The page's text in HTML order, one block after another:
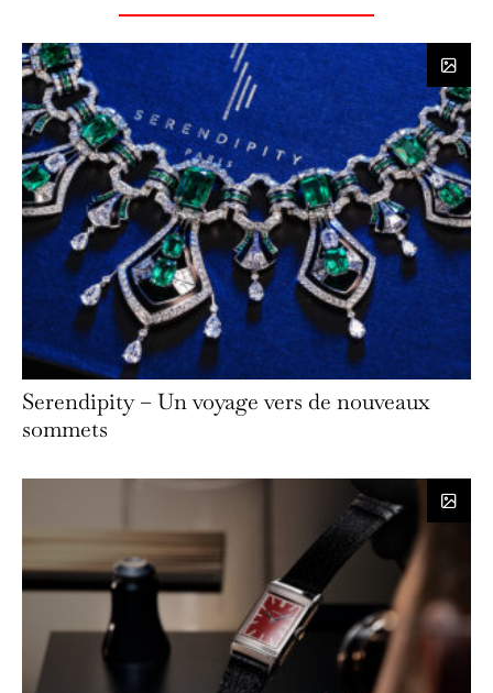
Serendipity – Un voyage vers de nouveaux
sommets